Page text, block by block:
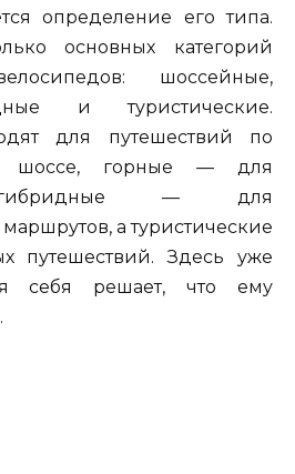
определение его типа.
основных категорий
шоссейные,
и туристические.
для путешествий по
шоссе, горные — для
гибридные — для
а туристические
путешествий. Здесь уже
себя решает, что ему